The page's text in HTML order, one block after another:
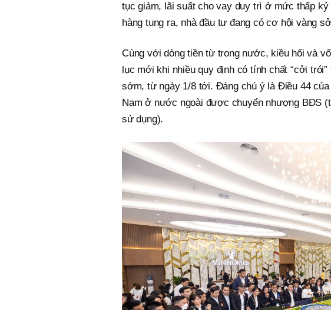
tục giảm, lãi suất cho vay duy trì ở mức thấp
hàng tung ra, nhà đầu tư đang có cơ hội vàng
Cùng với dòng tiền từ trong nước, kiều hối và
lục mới khi nhiều quy định có tính chất “cởi
sớm, từ ngày 1/8 tới. Đáng chú ý là Điều 44
Nam ở nước ngoài được chuyển nhượng BĐS
sử dụng).